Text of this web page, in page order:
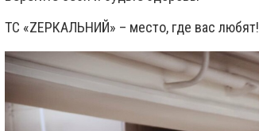
ТС «ZЕРКАЛЬНИЙ» – место, где вас любят!